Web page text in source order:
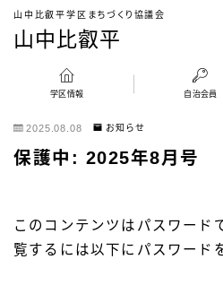
山中比叡平
山中比叡平学区まちづくり協議会
MENU
学区情報
自治会員
施設予約
学区情報 自治会員
2025.08.08 お知らせ
保護中: 2025年8月号
このコンテンツはパスワード
覧するには以下にパスワード